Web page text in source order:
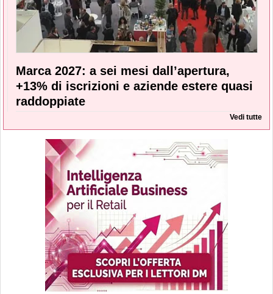
Marca 2027: a sei mesi dall’apertura,
+13% di iscrizioni e aziende estere quasi
raddoppiate
Vedi tutte